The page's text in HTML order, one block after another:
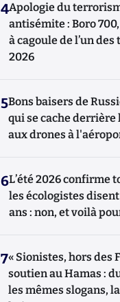
4Apologie du
antisémite : Boro
à cagoule de l’un des
2026
5Bons baisers de
qui se cache derrière
aux drones à
6L’été 2026 confirme
les écologistes
ans : non, et voilà
7« Sionistes, hors des
soutien au Hamas :
les mêmes slogans,